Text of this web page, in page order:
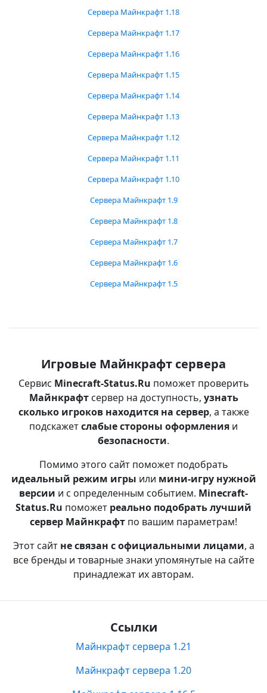
Сервера Майнкрафт 1.18
Сервера Майнкрафт 1.17
Сервера Майнкрафт 1.16
Сервера Майнкрафт 1.15
Сервера Майнкрафт 1.14
Сервера Майнкрафт 1.13
Сервера Майнкрафт 1.12
Сервера Майнкрафт 1.11
Сервера Майнкрафт 1.10
Сервера Майнкрафт 1.9
Сервера Майнкрафт 1.8
Сервера Майнкрафт 1.7
Сервера Майнкрафт 1.6
Сервера Майнкрафт 1.5
Игровые Майнкрафт сервера
Сервис Minecraft-Status.Ru поможет проверить
Майнкрафтсервер на доступность, узнать
сколько игроков находится на сервер, а также
подскажетслабые стороны оформления и
безопасности.
Помимо этого сайт поможет подобрать
идеальный режим игры или мини-игру нужной
версии и с определенным событием. Minecraft-
Status.Ru поможет реально подобрать лучший
сервер Майнкрафт по вашим параметрам!
Этот сайт не связан с официальными лицами, а
все бренды и товарные знаки упомянутые на сайте
принадлежат их авторам.
Ссылки
Майнкрафт сервера 1.21
Майнкрафт сервера 1.20